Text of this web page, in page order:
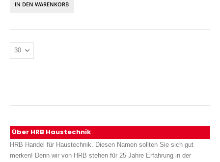
IN DEN WARENKORB
Über HRB Haustechnik
HRB Handel für Haustechnik. Diesen Namen sollten Sie sich gut
merken! Denn wir von HRB stehen für 25 Jahre Erfahrung in der